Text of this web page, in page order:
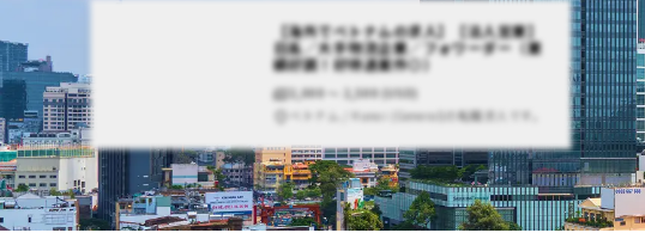
【海外でベトナムの求人】【法人営業】
日系／大手物流企業／フォワーダー（業
績好調！好待遇案件◎）
2,000 〜 2,500 (USD)
ベトナム / Hanoi (General)の転職求人です。